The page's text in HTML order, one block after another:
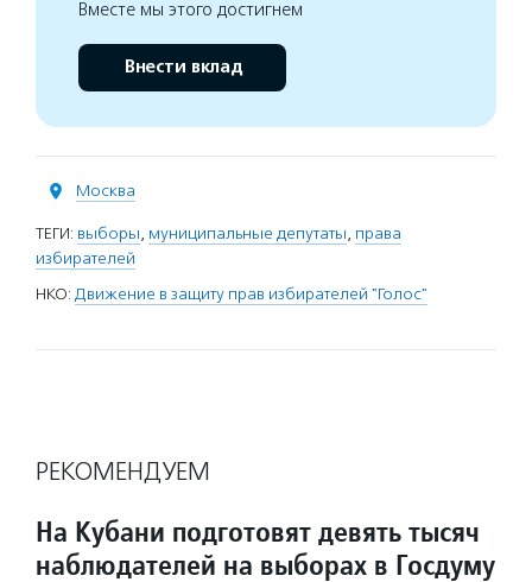
Вместе мы этого достигнем
Внести вклад
Москва
ТЕГИ: выборы, муниципальные депутаты, права
избирателей
НКО: Движение в защиту прав избирателей "Голос"
РЕКОМЕНДУЕМ
На Кубани подготовят девять тысяч
наблюдателей на выборах в Госдуму